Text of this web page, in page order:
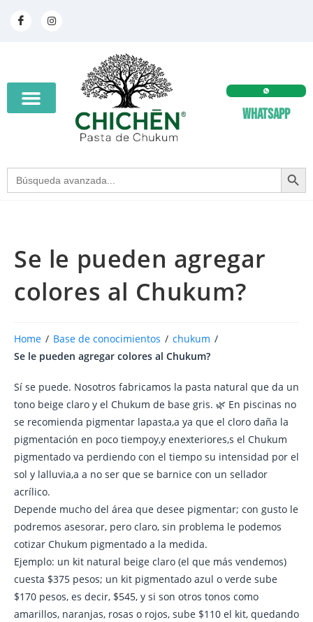
Whatsapp
Search
for:
SEARCH
Se le pueden agregar
colores al Chukum?
Home / Base de conocimientos / chukum /
Se le pueden agregar colores al Chukum?
Sí se puede. Nosotros fabricamos la pasta natural que da un
tono beige claro y el Chukum de base gris. 🌿 En piscinas no
se recomienda pigmentar lapasta,a ya que el cloro daña la
pigmentación en poco tiempoy,y enexteriores,s el Chukum
pigmentado va perdiendo con el tiempo su intensidad por el
sol y lalluvia,a a no ser que se barnice con un sellador
acrílico.
Depende mucho del área que desee pigmentar; con gusto le
podremos asesorar, pero claro, sin problema le podemos
cotizar Chukum pigmentado a la medida.
Ejemplo: un kit natural beige claro (el que más vendemos)
cuesta $375 pesos; un kit pigmentado azul o verde sube
$170 pesos, es decir, $545, y si son otros tonos como
amarillos, naranjas, rosas o rojos, sube $110 el kit, quedando